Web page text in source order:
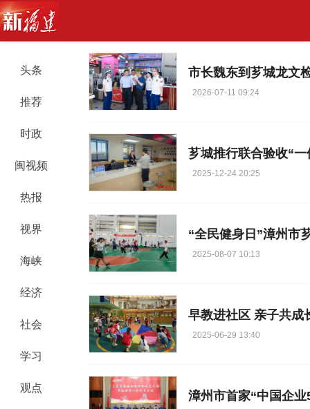
头条
推荐
时政
闽视频
热报
视界
海峡
经济
社会
学习
观点
市长魏东到芗城龙文
2026-07-11 09:24
芗城推行联合验收“
2025-12-24 20:25
“全民健身日”漳州市
2025-08-07 10:13
早教进社区 亲子共成
2025-06-29 13:40
漳州市首家“中国企